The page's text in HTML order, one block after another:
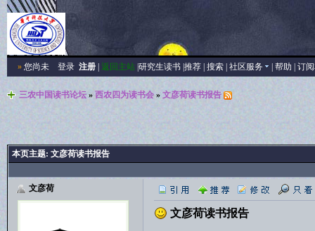
»您尚未 登录 注册| 返回主站| 研究生读书| 推荐| 搜索| 社区服务 帮助 订
三农中国读书论坛» 西农四为读书会 » 文彦荷读书报告
本页主题: 文彦荷读书报告
文彦荷
文彦荷读书报告